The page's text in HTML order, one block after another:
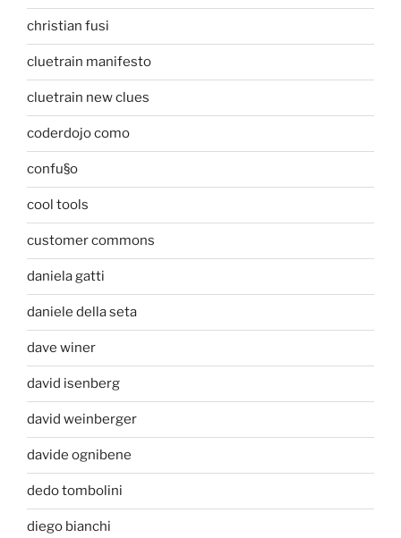
christian fusi
cluetrain manifesto
cluetrain new clues
coderdojo como
confu§o
cool tools
customer commons
daniela gatti
daniele della seta
dave winer
david isenberg
david weinberger
davide ognibene
dedo tombolini
diego bianchi